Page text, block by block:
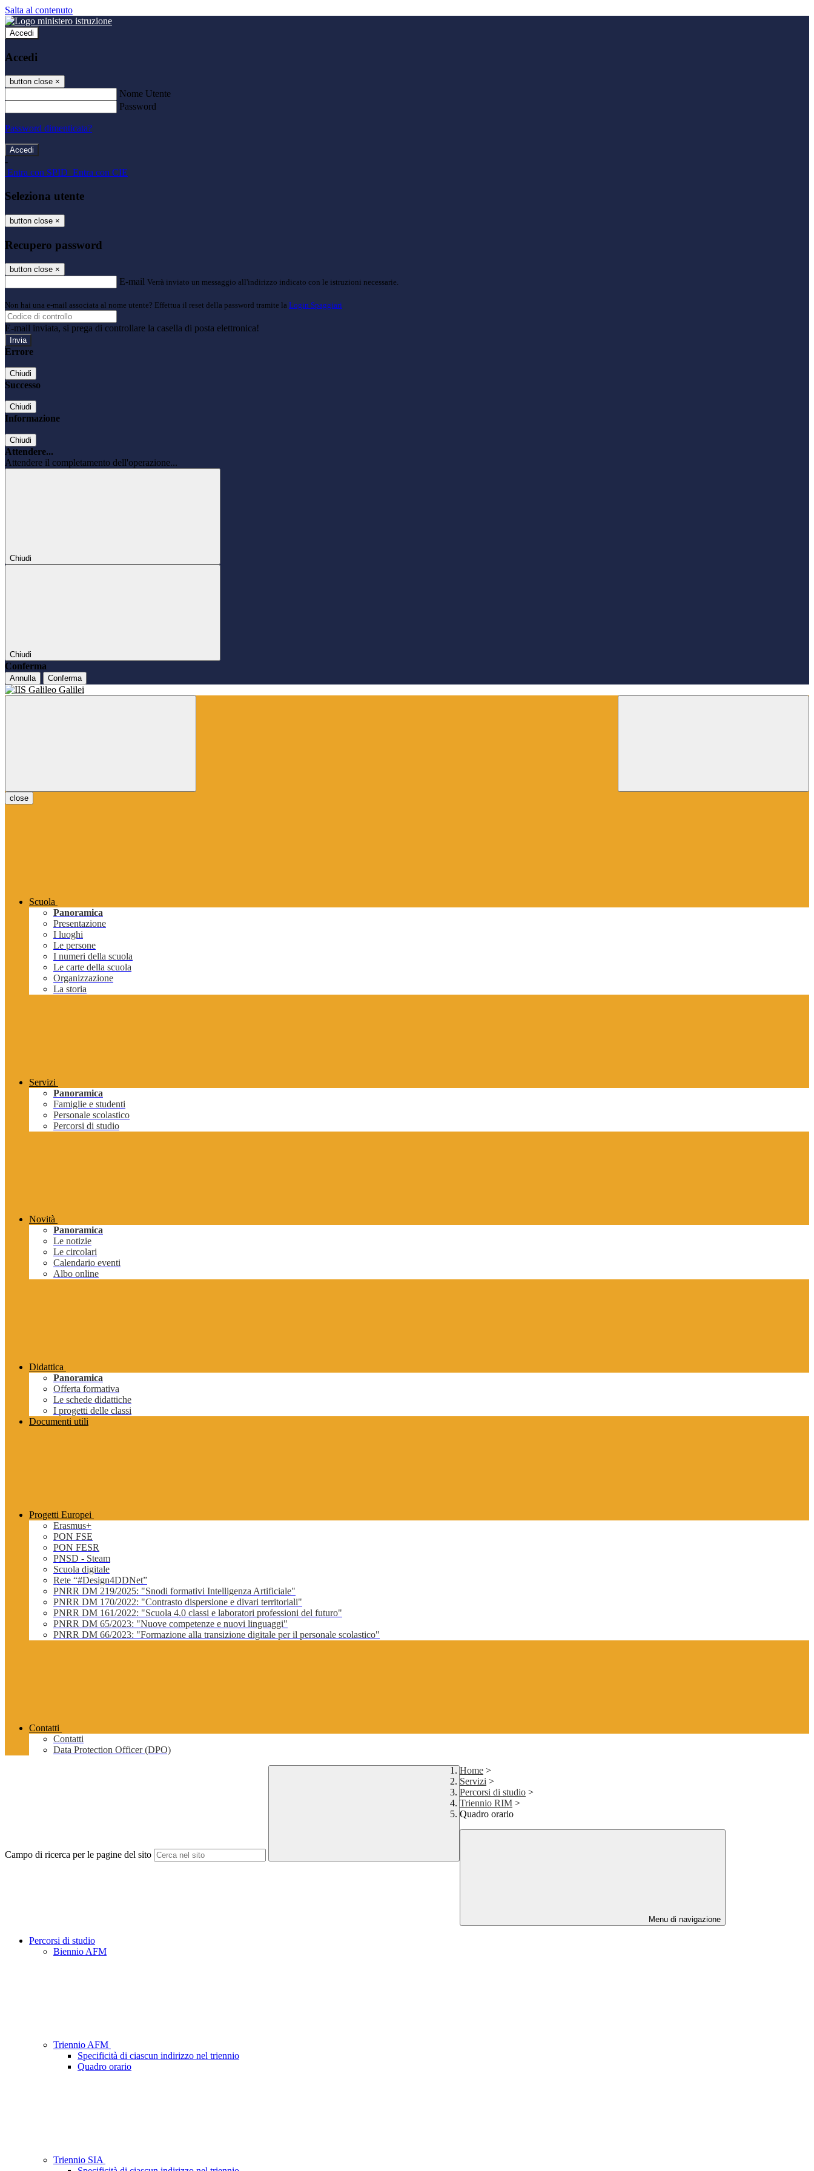
Salta al contenuto
Accedi
Accedi
button close ×
Nome Utente
Password
Password dimenticata?
-
Entra con SPID Entra con CIE
Seleziona utente
button close ×
Recupero password
button close ×
E-mail Verrà inviato un messaggio all'indirizzo indicato con le istruzioni necessarie.
Non hai una e-mail associata al nome utente? Effettua il reset della password tramite la Login Spaggiari
E-mail inviata, si prega di controllare la casella di posta elettronica!
Errore
Chiudi
Successo
Chiudi
Informazione
Chiudi
Attendere...
Attendere il completamento dell'operazione...
Chiudi
Chiudi
Conferma
Annulla Conferma
close
Scuola
Panoramica
Presentazione
I luoghi
Le persone
I numeri della scuola
Le carte della scuola
Organizzazione
La storia
Servizi
Panoramica
Famiglie e studenti
Personale scolastico
Percorsi di studio
Novità
Panoramica
Le notizie
Le circolari
Calendario eventi
Albo online
Didattica
Panoramica
Offerta formativa
Le schede didattiche
I progetti delle classi
Documenti utili
Progetti Europei
Erasmus+
PON FSE
PON FESR
PNSD - Steam
Scuola digitale
Rete “#Design4DDNet”
PNRR DM 219/2025: "Snodi formativi Intelligenza Artificiale"
PNRR DM 170/2022: "Contrasto dispersione e divari territoriali"
PNRR DM 161/2022: "Scuola 4.0 classi e laboratori professioni del futuro"
PNRR DM 65/2023: "Nuove competenze e nuovi linguaggi"
PNRR DM 66/2023: "Formazione alla transizione digitale per il personale scolastico"
Contatti
Contatti
Data Protection Officer (DPO)
Campo di ricerca per le pagine del sito
Home >
Servizi >
Percorsi di studio >
Triennio RIM >
Quadro orario
Menu di navigazione
Percorsi di studio
Biennio AFM
Triennio AFM
Specificità di ciascun indirizzo nel triennio
Quadro orario
Triennio SIA